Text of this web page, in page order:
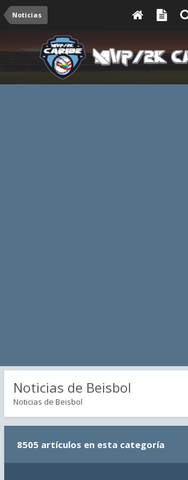
Noticias
Noticias de Beisbol
Noticias de Beisbol
8505 artículos en esta categoría